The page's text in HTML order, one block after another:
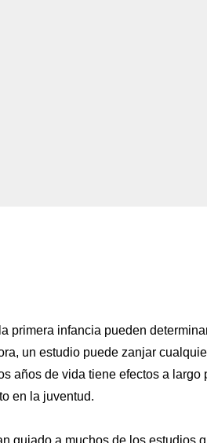
primera infancia pueden
un estudio puede zanjar
años de vida tiene efectos a
en la juventud.
guiado a muchos de los estudios